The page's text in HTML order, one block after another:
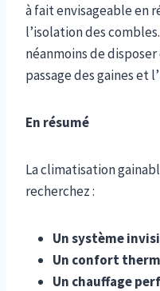
à fait envisageable en
l’isolation des
néanmoins de
passage des gaines et
En résumé
La climatisation
recherchez :
Un système
Un confort
Un chauffage